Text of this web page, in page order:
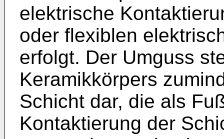
elektrische
oder flexiblen
erfolgt. Der Umguss
Keramikkörpers
Schicht dar, die als
Kontaktierung der